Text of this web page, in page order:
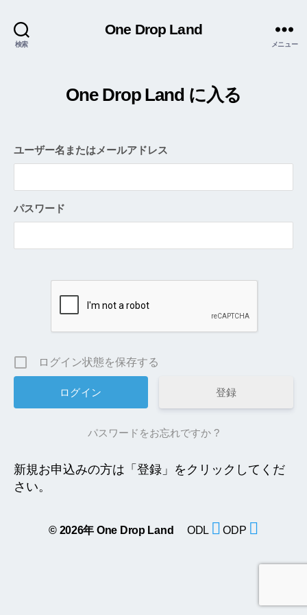
検索
One Drop Land
メニュー
One Drop Land に入る
ユーザー名またはメールアドレス
パスワード
ログイン状態を保存する
登録
パスワードをお忘れですか ?
新規お申込みの方は「登録」をクリックしてくだ
さい。
© 2026年 One Drop Land ODL ODP